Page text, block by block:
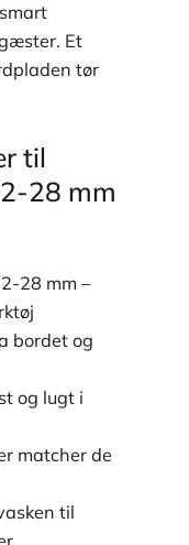
Et
tør
til
28 mm
28 mm –
bordet og
og lugt i
matcher de
til